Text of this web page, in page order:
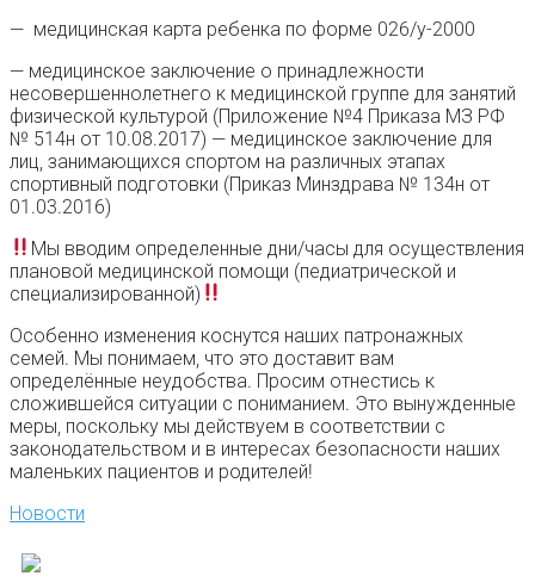
— медицинская карта ребенка по форме 026/у-2000
— медицинское заключение о принадлежности
несовершеннолетнего к медицинской группе для занятий
физической культурой (Приложение №4 Приказа МЗ РФ
№ 514н от 10.08.2017) — медицинское заключение для
лиц, занимающихся спортом на различных этапах
спортивный подготовки (Приказ Минздрава № 134н от
01.03.2016)
Мы вводим определенные дни/часы для осуществления
плановой медицинской помощи (педиатрической и
специализированной)
Особенно изменения коснутся наших патронажных
семей. Мы понимаем, что это доставит вам
определённые неудобства. Просим отнестись к
сложившейся ситуации с пониманием. Это вынужденные
меры, поскольку мы действуем в соответствии с
законодательством и в интересах безопасности наших
маленьких пациентов и родителей!
Новости